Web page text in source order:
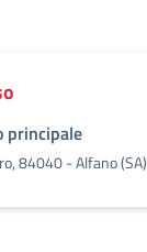
principale
84040 - Alfano (SA)